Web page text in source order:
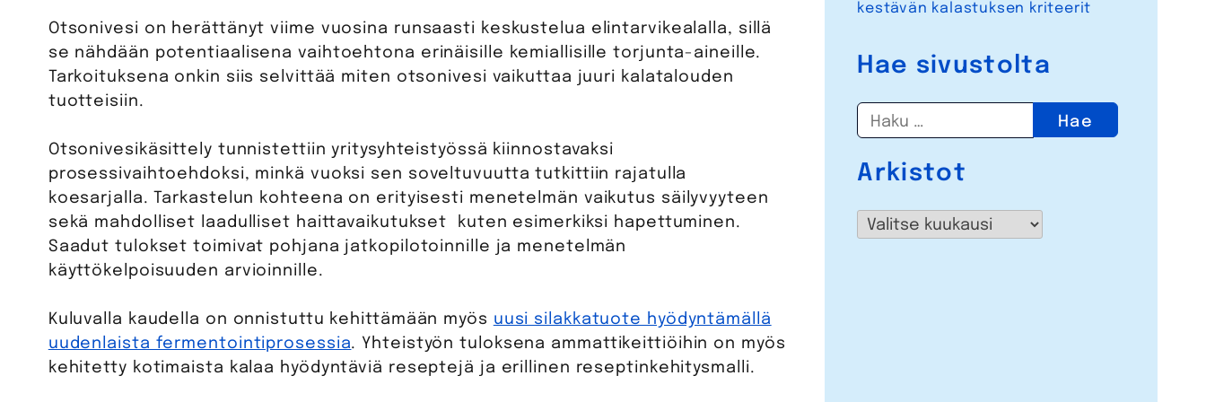
Otsonivesi on herättänyt viime vuosina runsaasti keskustelua elintarvikealalla, sillä
se nähdään potentiaalisena vaihtoehtona erinäisille kemiallisille torjunta-aineille.
Tarkoituksena onkin siis selvittää miten otsonivesi vaikuttaa juuri kalatalouden
tuotteisiin.
Otsonivesikäsittely tunnistettiin yritysyhteistyössä kiinnostavaksi
prosessivaihtoehdoksi, minkä vuoksi sen soveltuvuutta tutkittiin rajatulla
koesarjalla. Tarkastelun kohteena on erityisesti menetelmän vaikutus säilyvyyteen
sekä mahdolliset laadulliset haittavaikutukset kuten esimerkiksi hapettuminen.
Saadut tulokset toimivat pohjana jatkopilotoinnille ja menetelmän
käyttökelpoisuuden arvioinnille.
Kuluvalla kaudella on onnistuttu kehittämään myös uusi silakkatuote hyödyntämällä
uudenlaista fermentointiprosessia. Yhteistyön tuloksena ammattikeittiöihin on myös
kehitetty kotimaista kalaa hyödyntäviä reseptejä ja erillinen reseptinkehitysmalli.
kestävän kalastuksen kriteerit
Hae sivustolta
Haku:
Arkistot
Arkistot